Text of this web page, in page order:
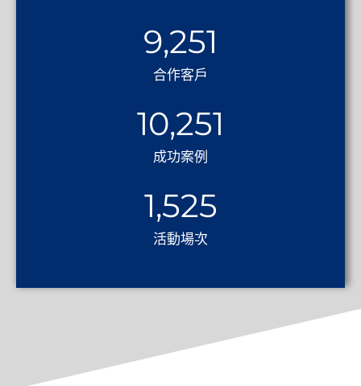
合作客戶
9,251
成功案例
10,251
活動場次
1,525